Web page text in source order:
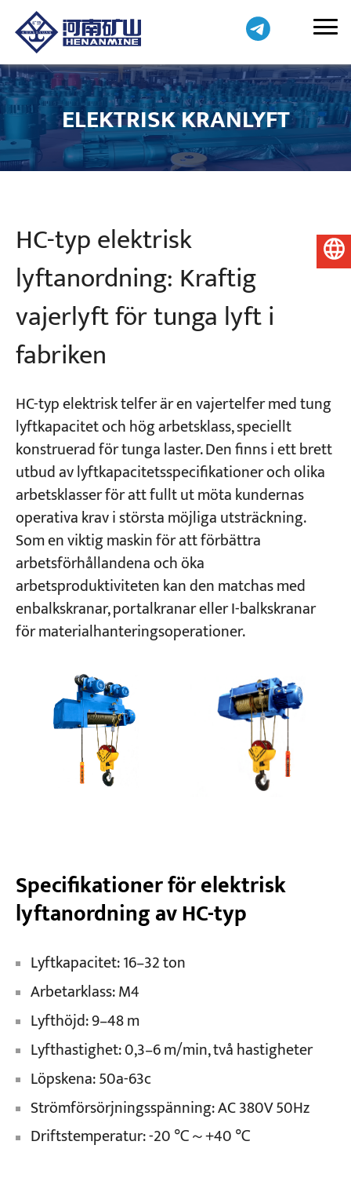
ELEKTRISK KRANLYFT
HC-typ elektrisk
lyftanordning: Kraftig
vajerlyft för tunga lyft i
fabriken
HC-typ elektrisk telfer är en vajertelfer med tung
lyftkapacitet och hög arbetsklass, speciellt
konstruerad för tunga laster. Den finns i ett brett
utbud av lyftkapacitetsspecifikationer och olika
arbetsklasser för att fullt ut möta kundernas
operativa krav i största möjliga utsträckning.
Som en viktig maskin för att förbättra
arbetsförhållandena och öka
arbetsproduktiviteten kan den matchas med
enbalkskranar, portalkranar eller I-balkskranar
för materialhanteringsoperationer.
Specifikationer för elektrisk
lyftanordning av HC-typ
Lyftkapacitet: 16–32 ton
Arbetarklass: M4
Lyfthöjd: 9–48 m
Lyfthastighet: 0,3–6 m/min, två hastigheter
Löpskena: 50a-63c
Strömförsörjningsspänning: AC 380V 50Hz
Driftstemperatur: -20 ℃～+40 ℃
Svenska